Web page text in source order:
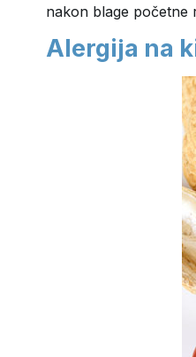
nakon blage početne
Alergija na